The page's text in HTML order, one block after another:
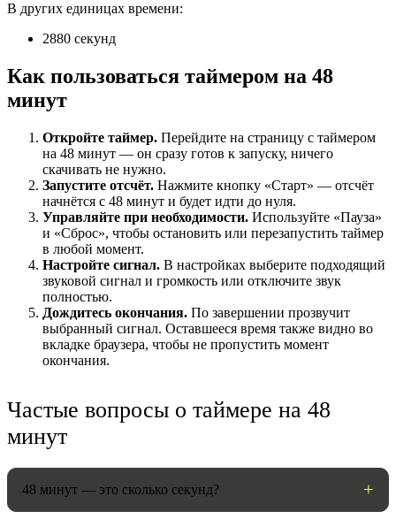
НАСТРОЙКИ
Громкость:
В других единицах времени:
2880 секунд
Как пользоваться таймером на 48
минут
Откройте таймер. Перейдите на страницу с таймером
на 48 минут — он сразу готов к запуску, ничего
скачивать не нужно.
Запустите отсчёт. Нажмите кнопку «Старт» — отсчёт
начнётся с 48 минут и будет идти до нуля.
Управляйте при необходимости. Используйте «Пауза»
и «Сброс», чтобы остановить или перезапустить таймер
в любой момент.
Настройте сигнал. В настройках выберите подходящий
звуковой сигнал и громкость или отключите звук
полностью.
Дождитесь окончания. По завершении прозвучит
выбранный сигнал. Оставшееся время также видно во
вкладке браузера, чтобы не пропустить момент
окончания.
Частые вопросы о таймере на 48
минут
48 минут — это сколько секунд?